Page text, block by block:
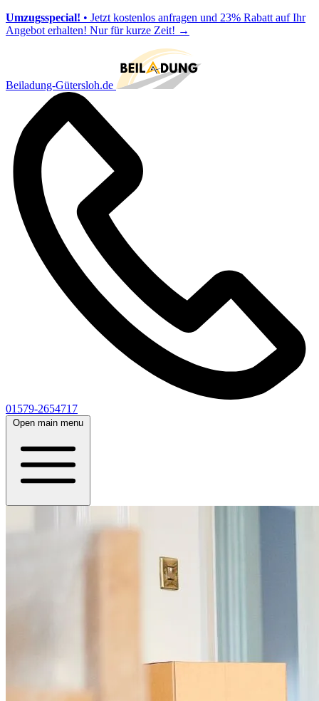
Umzugsspecial! • Jetzt kostenlos anfragen und 23% Rabatt auf Ihr
Angebot erhalten! Nur für kurze Zeit! →
Beiladung-Gütersloh.de
01579-2654717
Open main menu